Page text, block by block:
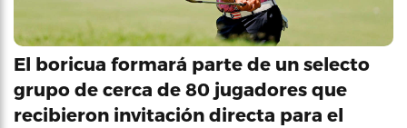
El boricua formará parte de un selecto
grupo de cerca de 80 jugadores que
recibieron invitación directa para el